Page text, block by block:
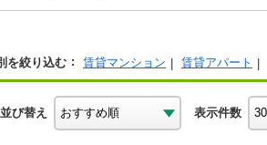
を絞り込む 賃貸マンション 賃貸アパート
並び替え 表示件数